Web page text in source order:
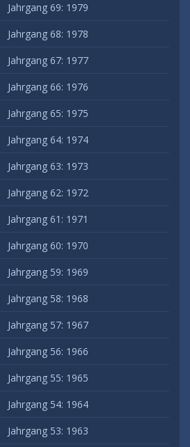
Jahrgang 69: 1979
Jahrgang 68: 1978
Jahrgang 67: 1977
Jahrgang 66: 1976
Jahrgang 65: 1975
Jahrgang 64: 1974
Jahrgang 63: 1973
Jahrgang 62: 1972
Jahrgang 61: 1971
Jahrgang 60: 1970
Jahrgang 59: 1969
Jahrgang 58: 1968
Jahrgang 57: 1967
Jahrgang 56: 1966
Jahrgang 55: 1965
Jahrgang 54: 1964
Jahrgang 53: 1963